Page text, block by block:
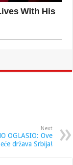
Next
OGLASIO: Ove
država Srbija!